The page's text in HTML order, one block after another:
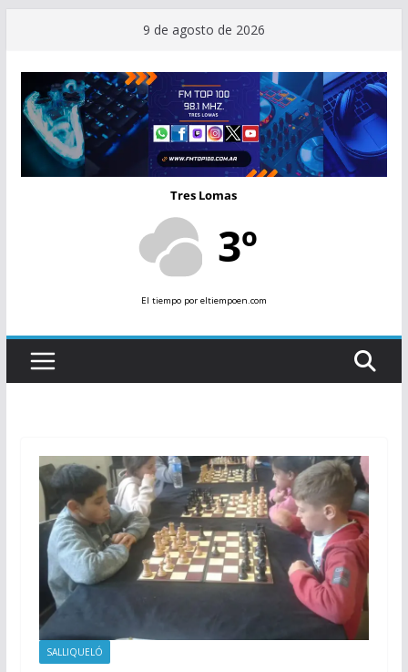
contenido
9 de agosto de 2026
Tres Lomas
3º
El tiempopor eltiempoen.com
SALLIQUELÓ